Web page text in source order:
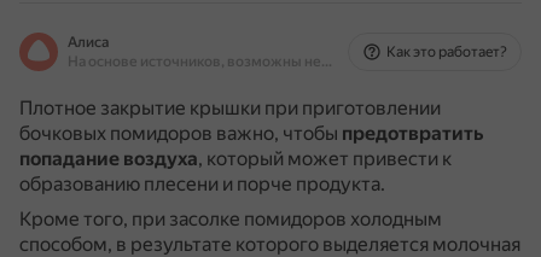
Алиса
На основе источников, возможны неточности
Как это работает?
Плотное закрытие крышки при приготовлении
бочковых помидоров важно, чтобы предотвратить
попадание воздуха, который может привести к
образованию плесени и порче продукта.
Кроме того, при засолке помидоров холодным
способом, в результате которого выделяется молочная